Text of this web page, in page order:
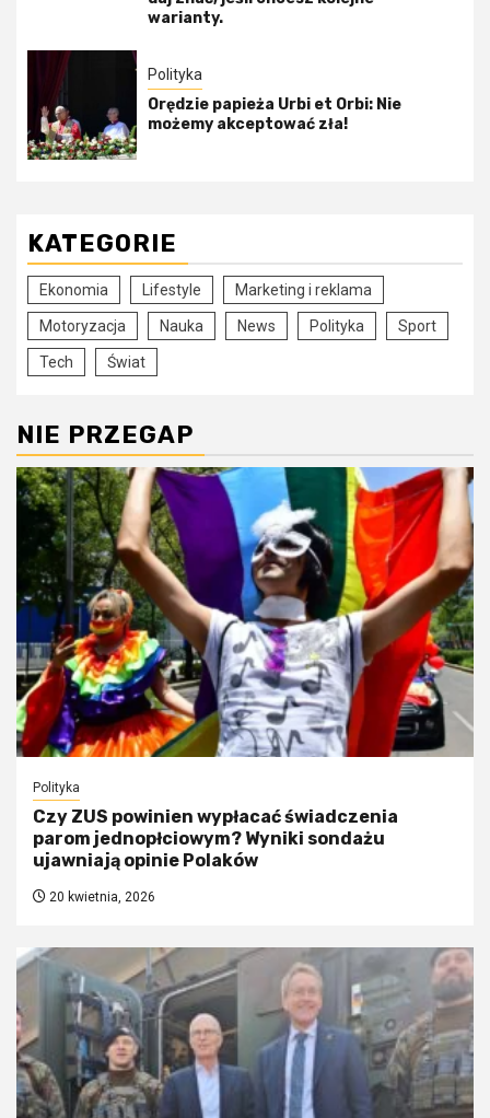
warianty.
Polityka
Orędzie papieża Urbi et Orbi: Nie
możemy akceptować zła!
KATEGORIE
Ekonomia Lifestyle Marketing i reklama
Motoryzacja Nauka News Polityka Sport
Tech Świat
NIE PRZEGAP
Polityka
Czy ZUS powinien wypłacać świadczenia
parom jednopłciowym? Wyniki sondażu
ujawniają opinie Polaków
20 kwietnia, 2026